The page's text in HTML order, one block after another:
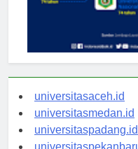
universitasaceh.id
universitasmedan.id
universitaspadang.id